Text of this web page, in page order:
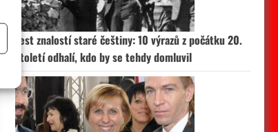
Test znalostí staré češtiny: 10 výrazů z počátku 20.
století odhalí, kdo by se tehdy domluvil